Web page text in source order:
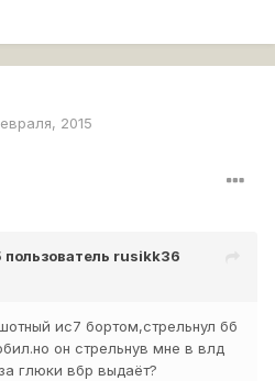
2015
rusikk36
ис7 бортом,стрельнул бб
он стрельнув мне в влд
глюки вбр выдаёт?